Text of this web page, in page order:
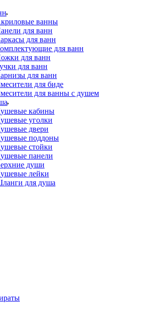
ванны
для ванн
для ванн
для ванн
для ванн
для ванн
для ванн
для биде
для ванны с душем
кабины
уголки
двери
поддоны
стойки
панели
души
лейки
для душа